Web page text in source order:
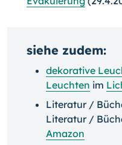
siehe zudem:
dekorative
Leuchten im
Literatur /
Literatur /
Amazon